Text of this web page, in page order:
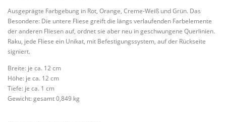
Ausgeprägte Farbgebung in Rot, Orange, Creme-Weiß und Grün. Das
Besondere: Die untere Fliese greift die längs verlaufenden Farbelemente
der anderen Fliesen auf, ordnet sie aber neu in geschwungene Querlinien.
Raku, jede Fliese ein Unikat, mit Befestigungssystem, auf der Rückseite
signiert.
Breite: je ca. 12 cm
Höhe: je ca. 12 cm
Tiefe: je ca. 1 cm
Gewicht: gesamt 0,849 kg